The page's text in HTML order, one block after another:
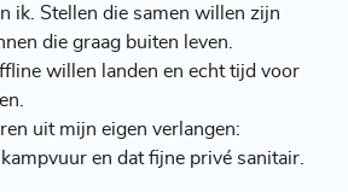
ik. Stellen die samen willen zijn
die graag buiten leven.
willen landen en echt tijd voor
uit mijn eigen verlangen:
en dat fijne privé sanitair.